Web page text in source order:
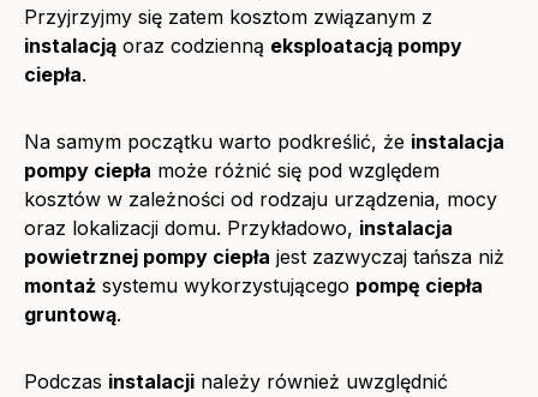
Przyjrzyjmy się zatem kosztom związanym z
instalacją oraz codzienną eksploatacją pompy
ciepła.
Na samym początku warto podkreślić, że instalacja
pompy ciepła może różnić się pod względem
kosztów w zależności od rodzaju urządzenia, mocy
oraz lokalizacji domu. Przykładowo, instalacja
powietrznej pompy ciepła jest zazwyczaj tańsza niż
montaż systemu wykorzystującego pompę ciepła
gruntową.
Podczas instalacji należy również uwzględnić